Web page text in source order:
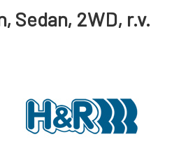
Sedan, 2WD, r.v.